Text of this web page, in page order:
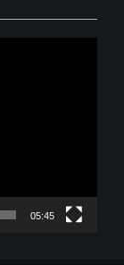
05:45